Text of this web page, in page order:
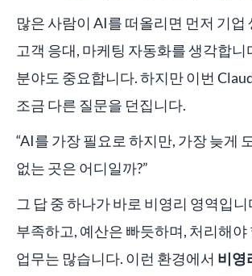
많은 사람이 AI를 떠올리면 먼저 기업
고객 응대, 마케팅 자동화를 생각합니
분야도 중요합니다. 하지만 이번
조금 다른 질문을 던집니다.
“AI를 가장 필요로 하지만, 가장 늦게
없는 곳은 어디일까?”
그 답 중 하나가 바로 비영리 영역입
부족하고, 예산은 빠듯하며, 처리해야
업무는 많습니다. 이런 환경에서 비영